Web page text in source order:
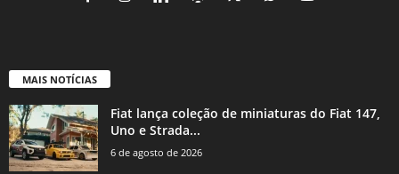
MAIS NOTÍCIAS
Fiat lança coleção de miniaturas do Fiat 147,
Uno e Strada...
6 de agosto de 2026